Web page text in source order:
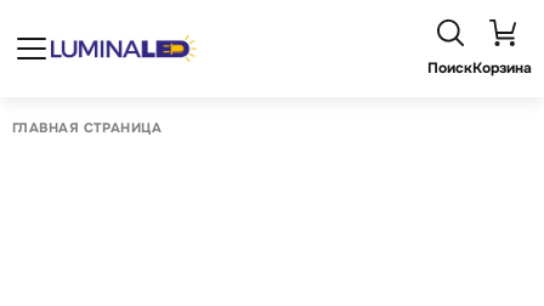
ПоискКорзина
ГЛАВНАЯ СТРАНИЦА